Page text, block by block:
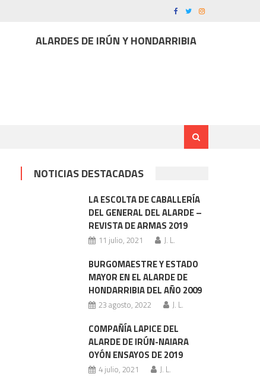
ALARDES DE IRÚN Y HONDARRIBIA
NOTICIAS DESTACADAS
LA ESCOLTA DE CABALLERÍA
DEL GENERAL DEL ALARDE –
REVISTA DE ARMAS 2019
11 julio, 2021 J. L.
BURGOMAESTRE Y ESTADO
MAYOR EN EL ALARDE DE
HONDARRIBIA DEL AÑO 2009
23 agosto, 2022 J. L.
COMPAÑÍA LAPICE DEL
ALARDE DE IRÚN-NAIARA
OYÓN ENSAYOS DE 2019
4 julio, 2021 J. L.